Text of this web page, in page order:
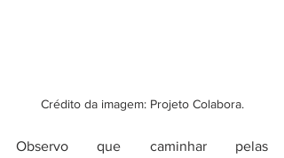
Crédito da imagem: Projeto Colabora.
Observo que caminhar pelas